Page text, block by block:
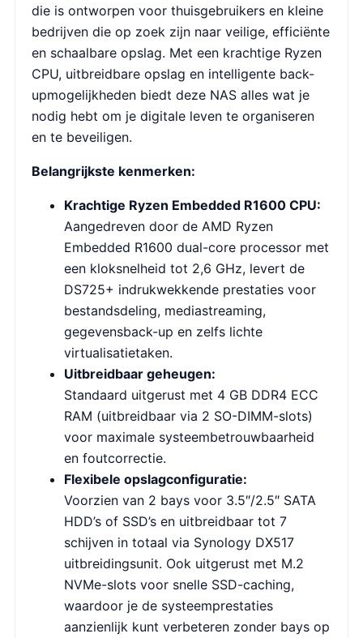
die is ontworpen voor thuisgebruikers en kleine
bedrijven die op zoek zijn naar veilige, efficiënte
en schaalbare opslag. Met een krachtige Ryzen
CPU, uitbreidbare opslag en intelligente back-
upmogelijkheden biedt deze NAS alles wat je
nodig hebt om je digitale leven te organiseren
en te beveiligen.
Belangrijkste kenmerken:
Krachtige Ryzen Embedded R1600 CPU:
Aangedreven door de AMD Ryzen
Embedded R1600 dual-core processor met
een kloksnelheid tot 2,6 GHz, levert de
DS725+ indrukwekkende prestaties voor
bestandsdeling, mediastreaming,
gegevensback-up en zelfs lichte
virtualisatietaken.
Uitbreidbaar geheugen:
Standaard uitgerust met 4 GB DDR4 ECC
RAM (uitbreidbaar via 2 SO-DIMM-slots)
voor maximale systeembetrouwbaarheid
en foutcorrectie.
Flexibele opslagconfiguratie:
Voorzien van 2 bays voor 3.5″/2.5″ SATA
HDD’s of SSD’s en uitbreidbaar tot 7
schijven in totaal via Synology DX517
uitbreidingsunit. Ook uitgerust met M.2
NVMe-slots voor snelle SSD-caching,
waardoor je de systeemprestaties
aanzienlijk kunt verbeteren zonder bays op